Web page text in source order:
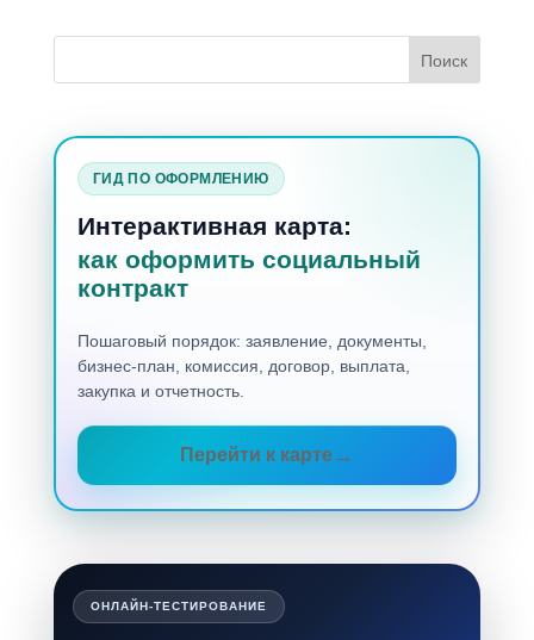
ГИД ПО ОФОРМЛЕНИЮ
Интерактивная карта:
как оформить социальный
контракт
Пошаговый порядок: заявление, документы,
бизнес-план, комиссия, договор, выплата,
закупка и отчетность.
Перейти к карте
ОНЛАЙН-ТЕСТИРОВАНИЕ